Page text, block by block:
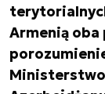
Armenią oba